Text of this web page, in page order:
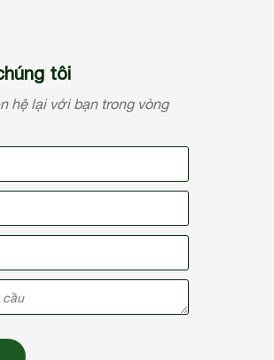
tôi
hệ lại với bạn trong vòng